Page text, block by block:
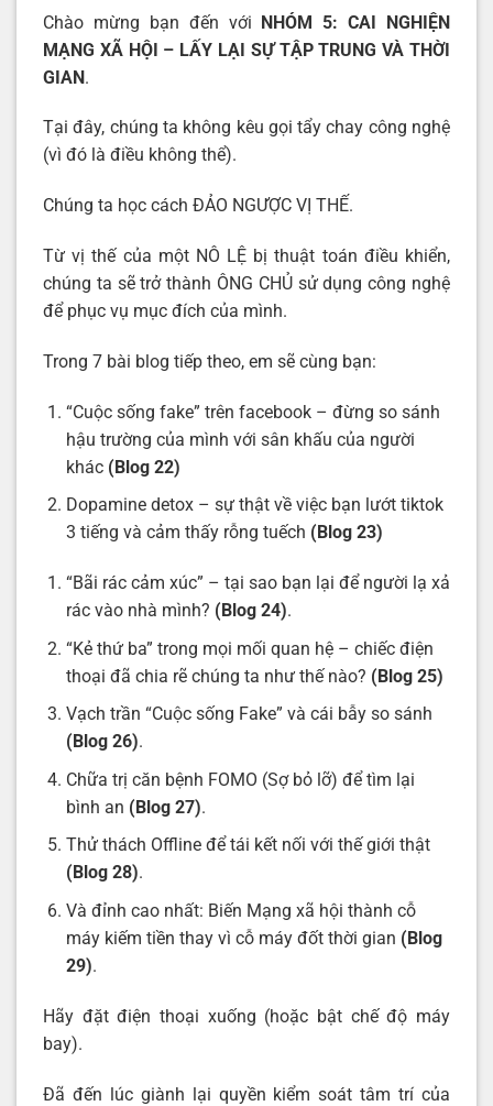
Chào mừng bạn đến với NHÓM 5: CAI NGHIỆN
MẠNG XÃ HỘI – LẤY LẠI SỰ TẬP TRUNG VÀ THỜI
GIAN.
Tại đây, chúng ta không kêu gọi tẩy chay công nghệ
(vì đó là điều không thể).
Chúng ta học cách ĐẢO NGƯỢC VỊ THẾ.
Từ vị thế của một NÔ LỆ bị thuật toán điều khiển,
chúng ta sẽ trở thành ÔNG CHỦ sử dụng công nghệ
để phục vụ mục đích của mình.
Trong 7 bài blog tiếp theo, em sẽ cùng bạn:
“Cuộc sống fake” trên facebook – đừng so sánh
hậu trường của mình với sân khấu của người
khác (Blog 22)
Dopamine detox – sự thật về việc bạn lướt tiktok
3 tiếng và cảm thấy rỗng tuếch (Blog 23)
“Bãi rác cảm xúc” – tại sao bạn lại để người lạ xả
rác vào nhà mình? (Blog 24).
“Kẻ thứ ba” trong mọi mối quan hệ – chiếc điện
thoại đã chia rẽ chúng ta như thế nào? (Blog 25)
Vạch trần “Cuộc sống Fake” và cái bẫy so sánh
(Blog 26).
Chữa trị căn bệnh FOMO (Sợ bỏ lỡ) để tìm lại
bình an (Blog 27).
Thử thách Offline để tái kết nối với thế giới thật
(Blog 28).
Và đỉnh cao nhất: Biến Mạng xã hội thành cỗ
máy kiếm tiền thay vì cỗ máy đốt thời gian (Blog
29).
Hãy đặt điện thoại xuống (hoặc bật chế độ máy
bay).
Đã đến lúc giành lại quyền kiểm soát tâm trí của